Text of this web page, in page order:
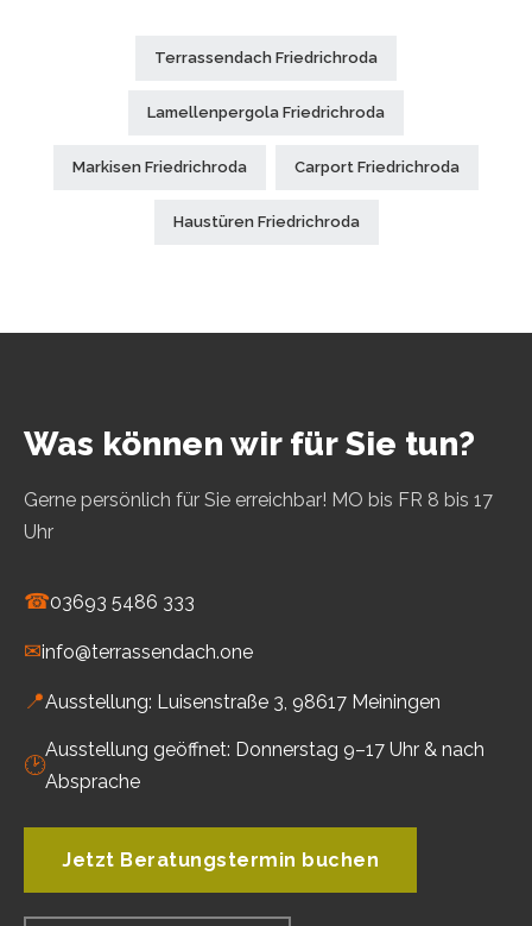
Terrassendach Friedrichroda
Lamellenpergola Friedrichroda
Markisen Friedrichroda Carport Friedrichroda
Haustüren Friedrichroda
Was können wir für Sie tun?
Gerne persönlich für Sie erreichbar! MO bis FR 8 bis 17
Uhr
☎03693 5486 333
✉info@terrassendach.one
📍Ausstellung: Luisenstraße 3, 98617 Meiningen
🕑
Ausstellung geöffnet: Donnerstag 9–17 Uhr & nach
Absprache
Jetzt Beratungstermin buchen